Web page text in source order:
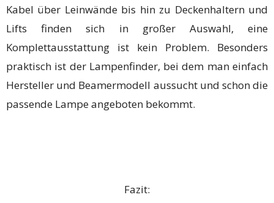
Kabel über Leinwände bis hin zu Deckenhaltern und
Lifts finden sich in großer Auswahl, eine
Komplettausstattung ist kein Problem. Besonders
praktisch ist der Lampenfinder, bei dem man einfach
Hersteller und Beamermodell aussucht und schon die
passende Lampe angeboten bekommt.
Fazit: